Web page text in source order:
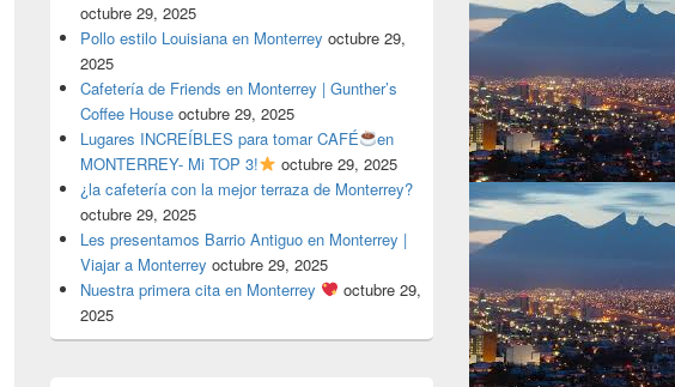
octubre 29, 2025
Pollo estilo Louisiana en Monterrey octubre 29,
2025
Cafetería de Friends en Monterrey | Gunther’s
Coffee House octubre 29, 2025
Lugares INCREÍBLES para tomar CAFÉ
en
MONTERREY- Mi TOP 3!
octubre 29, 2025
¿la cafetería con la mejor terraza de Monterrey?
octubre 29, 2025
Les presentamos Barrio Antiguo en Monterrey |
Viajar a Monterrey octubre 29, 2025
Nuestra primera cita en Monterrey
octubre 29,
2025